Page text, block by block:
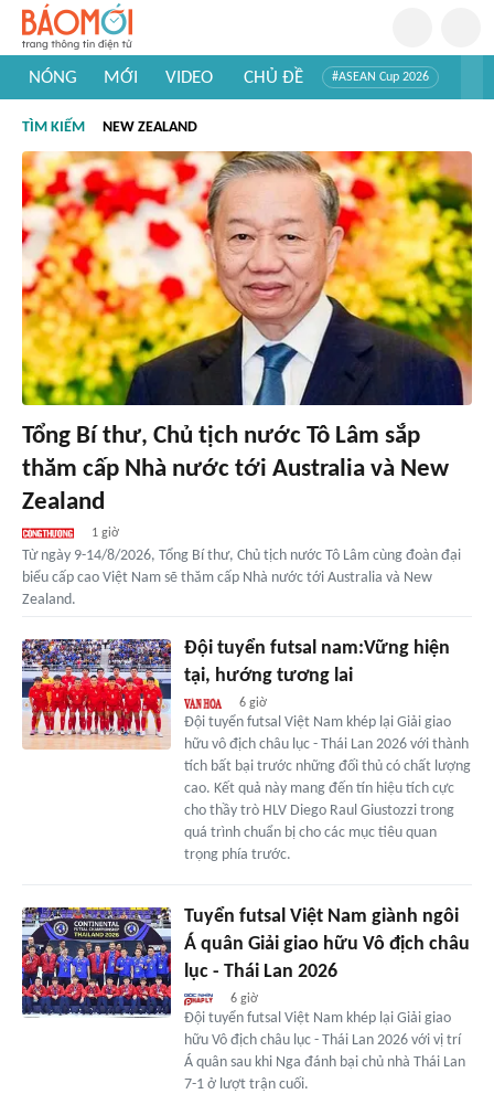
NÓNG MỚI VIDEO CHỦ ĐỀ #ASEAN Cup 2026
#Khám phá thế giới
TÌM KIẾM NEW ZEALAND
Tổng Bí thư, Chủ tịch nước Tô Lâm sắp
thăm cấp Nhà nước tới Australia và New
Zealand
1 giờ
Từ ngày 9-14/8/2026, Tổng Bí thư, Chủ tịch nước Tô Lâm cùng đoàn đại
biểu cấp cao Việt Nam sẽ thăm cấp Nhà nước tới Australia và New
Zealand.
Đội tuyển futsal nam:Vững hiện
tại, hướng tương lai
6 giờ
Đội tuyển futsal Việt Nam khép lại Giải giao
hữu vô địch châu lục - Thái Lan 2026 với thành
tích bất bại trước những đối thủ có chất lượng
cao. Kết quả này mang đến tín hiệu tích cực
cho thầy trò HLV Diego Raul Giustozzi trong
quá trình chuẩn bị cho các mục tiêu quan
trọng phía trước.
Tuyển futsal Việt Nam giành ngôi
Á quân Giải giao hữu Vô địch châu
lục - Thái Lan 2026
6 giờ
Đội tuyển futsal Việt Nam khép lại Giải giao
hữu Vô địch châu lục - Thái Lan 2026 với vị trí
Á quân sau khi Nga đánh bại chủ nhà Thái Lan
7-1 ở lượt trận cuối.